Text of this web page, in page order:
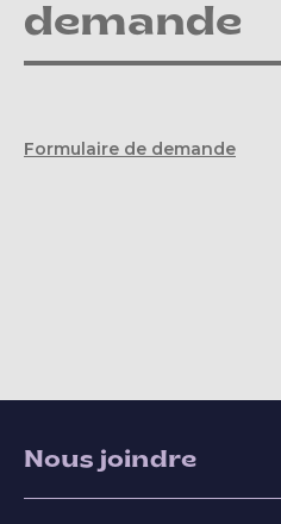
demande
Formulaire de demande
Nous joindre